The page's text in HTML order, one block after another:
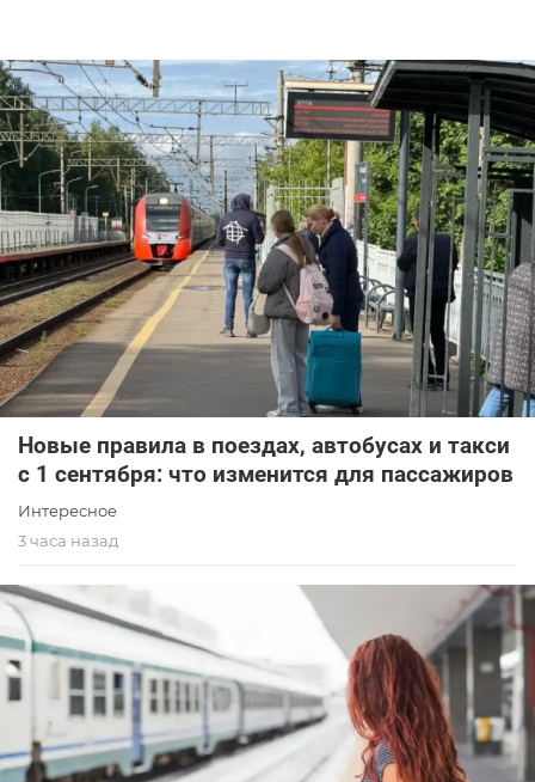
Новые правила в поездах, автобусах и такси
с 1 сентября: что изменится для пассажиров
Интересное
3 часа назад